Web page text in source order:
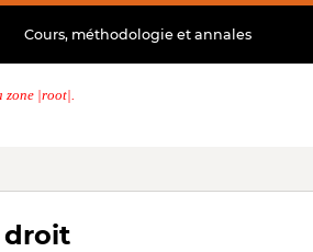
Cours, méthodologie et annales
zone |root|.
droit